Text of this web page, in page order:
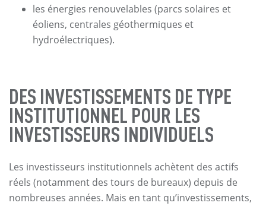
les énergies renouvelables (parcs solaires et
éoliens, centrales géothermiques et
hydroélectriques).
DES INVESTISSEMENTS DE TYPE
INSTITUTIONNEL POUR LES
INVESTISSEURS INDIVIDUELS
Les investisseurs institutionnels achètent des actifs
réels (notamment des tours de bureaux) depuis de
nombreuses années. Mais en tant qu’investissements,